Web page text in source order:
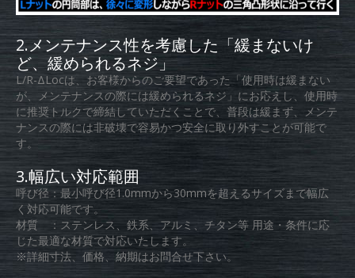
2.メンテナンス性を考慮した「緩まないけ
ど、緩められるネジ」
L/R-ΔLocは、お客様からのご要望であった「使用時は緩まない
が、メンテナンスの際には緩められるネジ」にお応えし、使用時
に推奨トルクで締結していただくことで、普段は緩まず、メンテ
ナンスの際には非破壊で容易かつ安全に取り外すことが可能で
す。
3.幅広い対応範囲
呼び径：最小呼び径1.0mmから30mmを超えるサイズまで幅広
く対応可能です。
材質 ：ステンレス、鉄系、アルミ、チタン等 用途・条件に応
じた最適な材質で対応いたします。
※詳細寸法、価格、納期はお問合せ下さい。